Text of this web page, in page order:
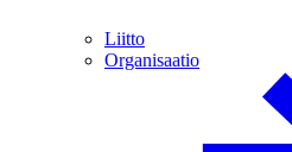
Liitto
Organisaatio